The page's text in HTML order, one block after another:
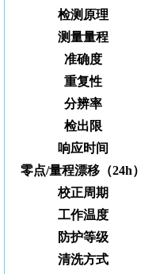
检测原理
测量量程
准确度
重复性
分辨率
检出限
响应时间
零点/量程漂移（24h）
校正周期
工作温度
防护等级
清洗方式